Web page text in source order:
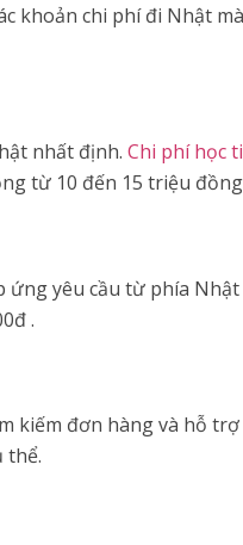
khoản chi phí đi Nhật
nhất định. Chi phí học
từ 10 đến 15 triệu
yêu cầu từ phía Nhật
.
kiếm đơn hàng và hỗ
thể.​